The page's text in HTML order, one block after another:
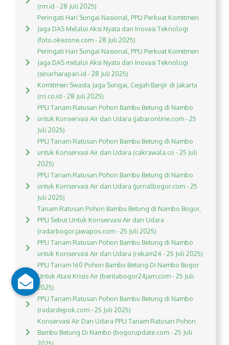
(rm.id - 28 Juli 2025)
Peringati Hari Sungai Nasional, PPLI Perkuat Komitmen
Jaga DAS Melalui Aksi Nyata dan Inovasi Teknologi
(foto.okezone.com - 28 Juli 2025)
Peringati Hari Sungai Nasional, PPLI Perkuat Komitmen
Jaga DAS melalui Aksi Nyata dan Inovasi Teknologi
(sinarharapan.id - 28 Juli 2025)
Komitmen Swasta Jaga Sungai, Cegah Banjir di Jakarta
(rri.co.id - 28 Juli 2025)
PPLI Tanam Ratusan Pohon Bambu Betung di Nambo
untuk Konservasi Air dan Udara (jabaronline.com - 25
Juli 2025)
PPLI Tanam Ratusan Pohon Bambu Betung di Nambo
untuk Konservasi Air dan Udara (cakrawala.co - 25 Juli
2025)
PPLI Tanam Ratusan Pohon Bambu Betung di Nambo
untuk Konservasi Air dan Udara (jurnalbogor.com - 25
Juli 2025)
Tanam Ratusan Pohon Bambu Betung di Nambo Bogor,
PPLI Sebut Untuk Konservasi Air dan Udara
(radarbogor.jawapos.com - 25 Juli 2025)
PPLI Tanam Ratusan Pohon Bambu Betung di Nambo
untuk Konservasi Air dan Udara (rekam24 - 25 Juli 2025)
PPLI Tanam 160 Pohon Bambu Betung Di Nambo Bogor
Untuk Atasi Krisis Air (beritabogor24jam.com - 25 Juli
2025)
PPLI Tanam Ratusan Pohon Bambu Betung di Nambo
(radardepok.com - 25 Juli 2025)
Konservasi Air Dan Udara PPLI Tanam Ratusan Pohon
Bambu Betung Di Nambo (bogorupdate.com - 25 Juli